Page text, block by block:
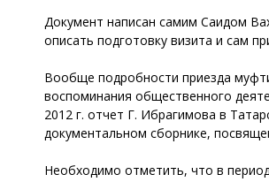
Документ написан самим Саидом
описать подготовку визита и сам
Вообще подробности приезда
воспоминания общественного
2012 г. отчет Г. Ибрагимова в
документальном сборнике,
Необходимо отметить, что в